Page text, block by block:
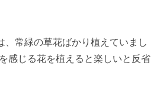
、常緑の草花ばかり植えていまし
感じる花を植えると楽しいと反省